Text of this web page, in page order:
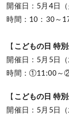
開催日：5月4日
時間：10：30～
【 こどもの日 特
開催日：5月5日
時間：①11:00～
【 こどもの日 特
開催日：5月5日